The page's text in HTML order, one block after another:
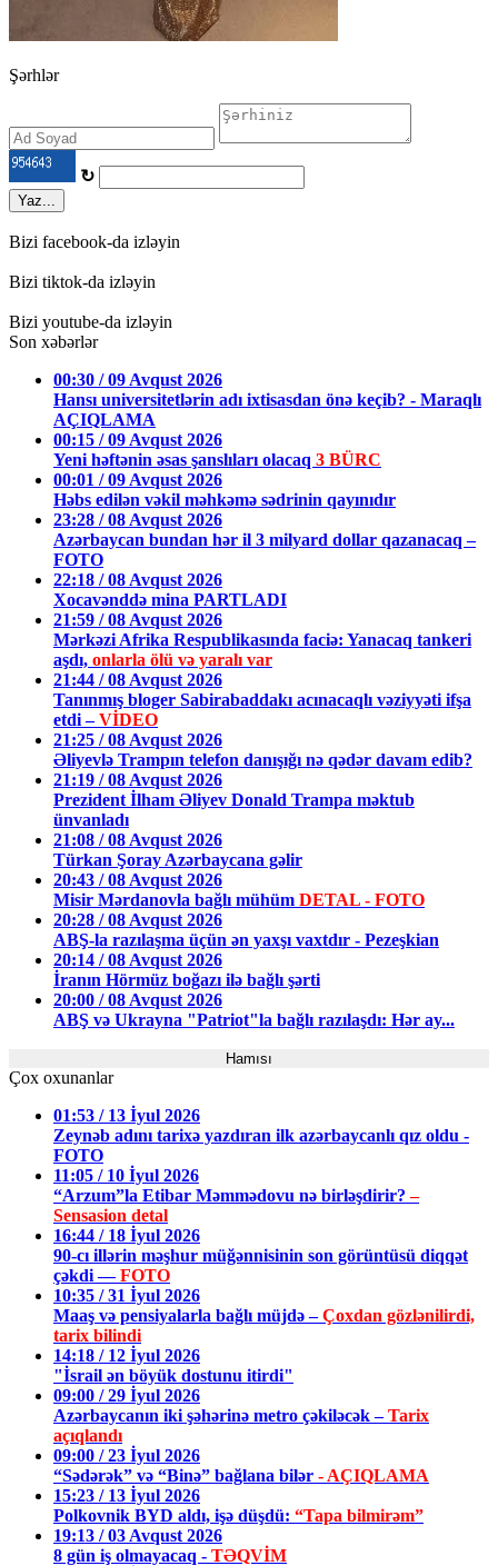
Şərhlər
↻
Yaz...
Bizi facebook-da izləyin
Bizi tiktok-da izləyin
Bizi youtube-da izləyin
Son xəbərlər
00:30 / 09 Avqust 2026
Hansı universitetlərin adı ixtisasdan önə keçib? - Maraqlı
AÇIQLAMA
00:15 / 09 Avqust 2026
Yeni həftənin əsas şanslıları olacaq 3 BÜRC
00:01 / 09 Avqust 2026
Həbs edilən vəkil məhkəmə sədrinin qayınıdır
23:28 / 08 Avqust 2026
Azərbaycan bundan hər il 3 milyard dollar qazanacaq –
FOTO
22:18 / 08 Avqust 2026
Xocavənddə mina PARTLADI
21:59 / 08 Avqust 2026
Mərkəzi Afrika Respublikasında faciə: Yanacaq tankeri
aşdı, onlarla ölü və yaralı var
21:44 / 08 Avqust 2026
Tanınmış bloger Sabirabaddakı acınacaqlı vəziyyəti ifşa
etdi –VİDEO
21:25 / 08 Avqust 2026
Əliyevlə Trampın telefon danışığı nə qədər davam edib?
21:19 / 08 Avqust 2026
Prezident İlham Əliyev Donald Trampa məktub
ünvanladı
21:08 / 08 Avqust 2026
Türkan Şoray Azərbaycana gəlir
20:43 / 08 Avqust 2026
Misir Mərdanovla bağlı mühüm DETAL - FOTO
20:28 / 08 Avqust 2026
ABŞ-la razılaşma üçün ən yaxşı vaxtdır - Pezeşkian
20:14 / 08 Avqust 2026
İranın Hörmüz boğazı ilə bağlı şərti
20:00 / 08 Avqust 2026
ABŞ və Ukrayna "Patriot"la bağlı razılaşdı: Hər ay...
Hamısı
Çox oxunanlar
01:53 / 13 İyul 2026
Zeynəb adını tarixə yazdıran ilk azərbaycanlı qız oldu -
FOTO
11:05 / 10 İyul 2026
“Arzum”la Etibar Məmmədovu nə birləşdirir?–
Sensasion detal
16:44 / 18 İyul 2026
90-cı illərin məşhur müğənnisinin son görüntüsü diqqət
çəkdi —FOTO
10:35 / 31 İyul 2026
Maaş və pensiyalarla bağlı müjdə –Çoxdan gözlənilirdi,
tarix bilindi
14:18 / 12 İyul 2026
"İsrail ən böyük dostunu itirdi"
09:00 / 29 İyul 2026
Azərbaycanın iki şəhərinə metro çəkiləcək –Tarix
açıqlandı
09:00 / 23 İyul 2026
“Sədərək” və “Binə” bağlana bilər - AÇIQLAMA
15:23 / 13 İyul 2026
Polkovnik BYD aldı, işə düşdü: “Tapa bilmirəm”
19:13 / 03 Avqust 2026
8 gün iş olmayacaq - TƏQVİM